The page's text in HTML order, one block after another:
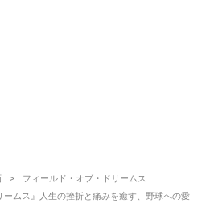
フィールド・オブ・ドリームス
ームス』人生の挫折と痛みを癒す、野球への愛